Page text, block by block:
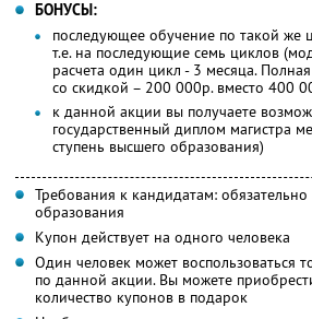
БОНУСЫ:
последующее обучение по такой же
т.е. на последующие семь циклов
расчета один цикл - 3 месяца.
со скидкой – 200 000р. вместо 400
к данной акции вы получаете
государственный диплом магистра
ступень высшего образования)
Требования к кандидатам:
образования
Купон действует на одного человека
Один человек может воспользоваться
по данной акции. Вы можете
количество купонов в подарок